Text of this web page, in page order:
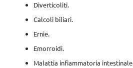
Diverticoliti.
Calcoli biliari.
Ernie.
Emorroidi.
Malattia infiammatoria